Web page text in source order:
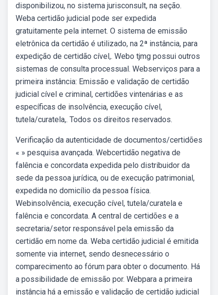
disponibilizou, no sistema jurisconsult, na seção.
Weba certidão judicial pode ser expedida
gratuitamente pela internet. O sistema de emissão
eletrônica da certidão é utilizado, na 2ª instância, para
expedição de certidão cível,. Webo tjmg possui outros
sistemas de consulta processual. Webserviços para a
primeira instância: Emissão e validação de certidão
judicial cível e criminal, certidões vintenárias e as
específicas de insolvência, execução cível,
tutela/curatela,. Todos os direitos reservados.
Verificação da autenticidade de documentos/certidões
« » pesquisa avançada. Webcertidão negativa de
falência e concordata expedida pelo distribuidor da
sede da pessoa jurídica, ou de execução patrimonial,
expedida no domicílio da pessoa física.
Webinsolvência, execução cível, tutela/curatela e
falência e concordata. A central de certidões e a
secretaria/setor responsável pela emissão da
certidão em nome da. Weba certidão judicial é emitida
somente via internet, sendo desnecessário o
comparecimento ao fórum para obter o documento. Há
a possibilidade de emissão por. Webpara a primeira
instância há a emissão e validação de certidão judicial